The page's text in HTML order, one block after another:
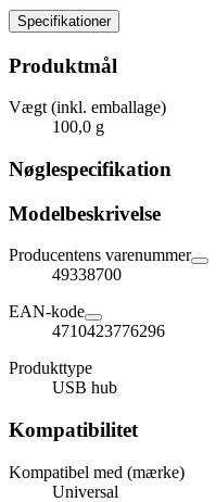
Specifikationer
Produktmål
Vægt (inkl. emballage)
100,0 g
Nøglespecifikation
Modelbeskrivelse
Producentens varenummer
49338700
EAN-kode
4710423776296
Produkttype
USB hub
Kompatibilitet
Kompatibel med (mærke)
Universal